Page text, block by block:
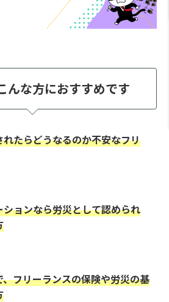
んな方におすすめです
たらどうなるのか不安なフリ
ョンなら労災として認められ
フリーランスの保険や労災の基